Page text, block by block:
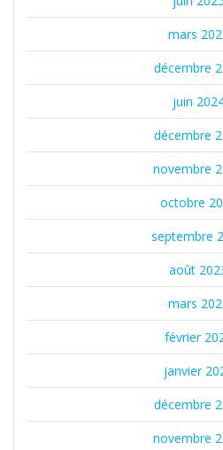
mars
décembre
juin
décembre
novembre
octobre
septembre
août
mars
février
janvier
décembre
novembre